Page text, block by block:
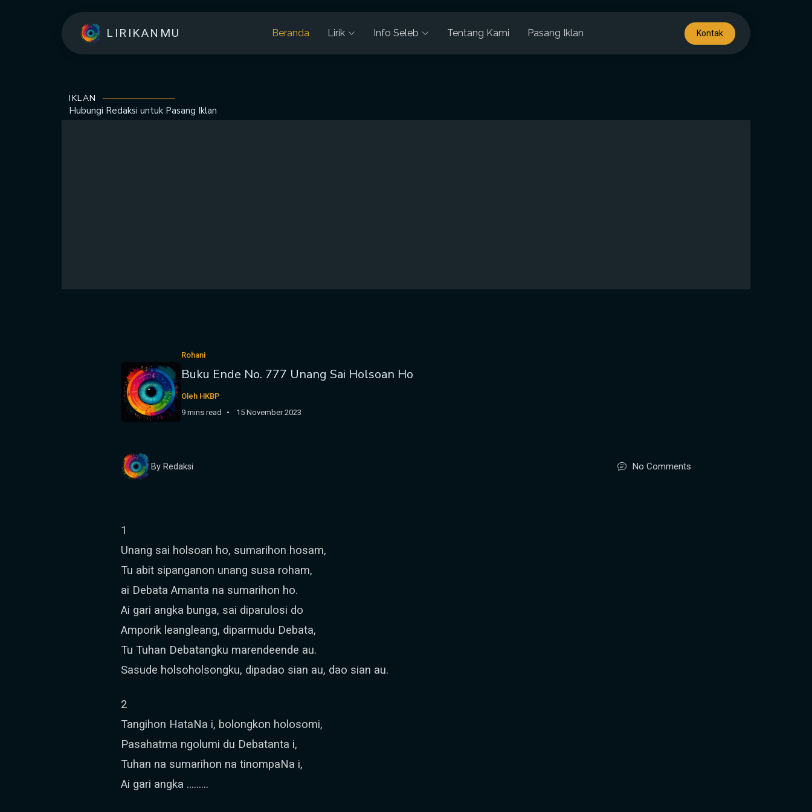
LIRIKANMU Beranda Lirik Info Seleb Tentang Kami Pasang Iklan Kontak
IKLAN
Hubungi Redaksi untuk Pasang Iklan
Rohani
Buku Ende No. 777 Unang Sai Holsoan Ho
Oleh HKBP
9 mins read
15 November 2023
By Redaksi No Comments
1
Unang sai holsoan ho, sumarihon hosam,
Tu abit sipanganon unang susa roham,
ai Debata Amanta na sumarihon ho.
Ai gari angka bunga, sai diparulosi do
Amporik leangleang, diparmudu Debata,
Tu Tuhan Debatangku marendeende au.
Sasude holsoholsongku, dipadao sian au, dao sian au.
2
Tangihon HataNa i, bolongkon holosomi,
Pasahatma ngolumi du Debatanta i,
Tuhan na sumarihon na tinompaNa i,
Ai gari angka ………